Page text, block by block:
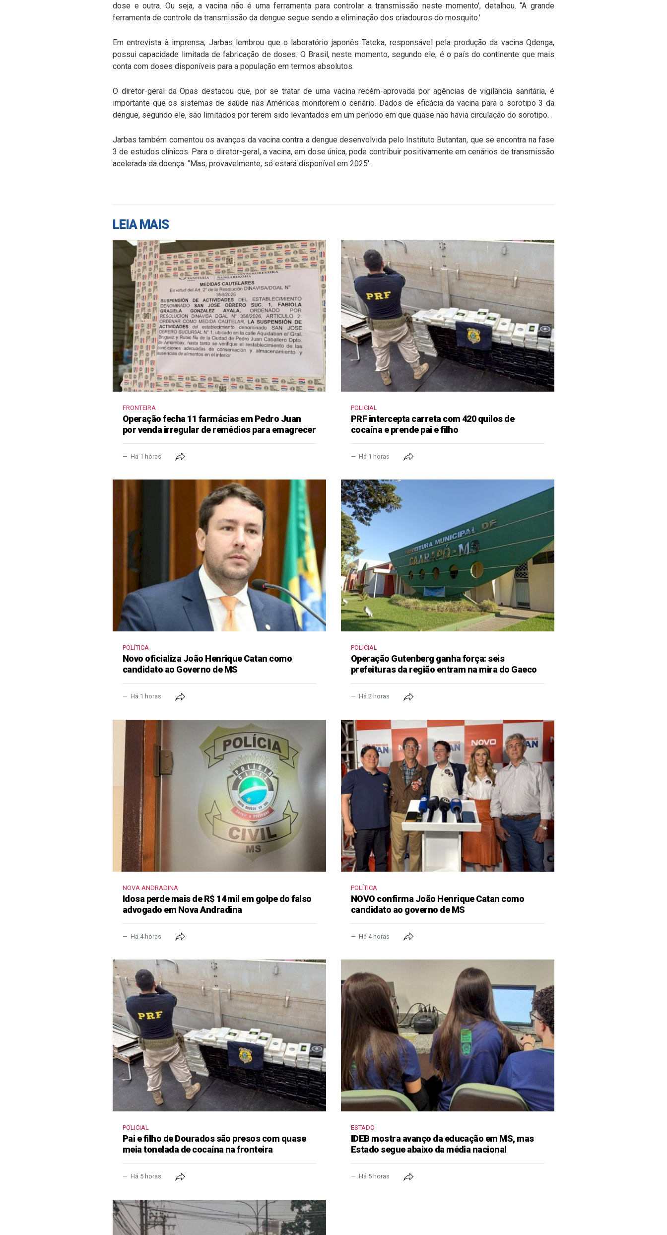
dose e outra. Ou seja, a vacina não é uma ferramenta para controlar a transmissão neste momento', detalhou. “A grande
ferramenta de controle da transmissão da dengue segue sendo a eliminação dos criadouros do mosquito.'
Em entrevista à imprensa, Jarbas lembrou que o laboratório japonês Tateka, responsável pela produção da vacina Qdenga,
possui capacidade limitada de fabricação de doses. O Brasil, neste momento, segundo ele, é o país do continente que mais
conta com doses disponíveis para a população em termos absolutos.
O diretor-geral da Opas destacou que, por se tratar de uma vacina recém-aprovada por agências de vigilância sanitária, é
importante que os sistemas de saúde nas Américas monitorem o cenário. Dados de eficácia da vacina para o sorotipo 3 da
dengue, segundo ele, são limitados por terem sido levantados em um período em que quase não havia circulação do sorotipo.
Jarbas também comentou os avanços da vacina contra a dengue desenvolvida pelo Instituto Butantan, que se encontra na fase
3 de estudos clínicos. Para o diretor-geral, a vacina, em dose única, pode contribuir positivamente em cenários de transmissão
acelerada da doença. “Mas, provavelmente, só estará disponível em 2025'.
LEIA MAIS
FRONTEIRA
Operação fecha 11 farmácias em Pedro Juan
por venda irregular de remédios para emagrecer
Há 1 horas
POLICIAL
PRF intercepta carreta com 420 quilos de
cocaína e prende pai e filho
Há 1 horas
POLÍTICA
Novo oficializa João Henrique Catan como
candidato ao Governo de MS
Há 1 horas
POLICIAL
Operação Gutenberg ganha força: seis
prefeituras da região entram na mira do Gaeco
Há 2 horas
NOVA ANDRADINA
Idosa perde mais de R$ 14 mil em golpe do falso
advogado em Nova Andradina
Há 4 horas
POLÍTICA
NOVO confirma João Henrique Catan como
candidato ao governo de MS
Há 4 horas
POLICIAL
Pai e filho de Dourados são presos com quase
meia tonelada de cocaína na fronteira
Há 5 horas
ESTADO
IDEB mostra avanço da educação em MS, mas
Estado segue abaixo da média nacional
Há 5 horas